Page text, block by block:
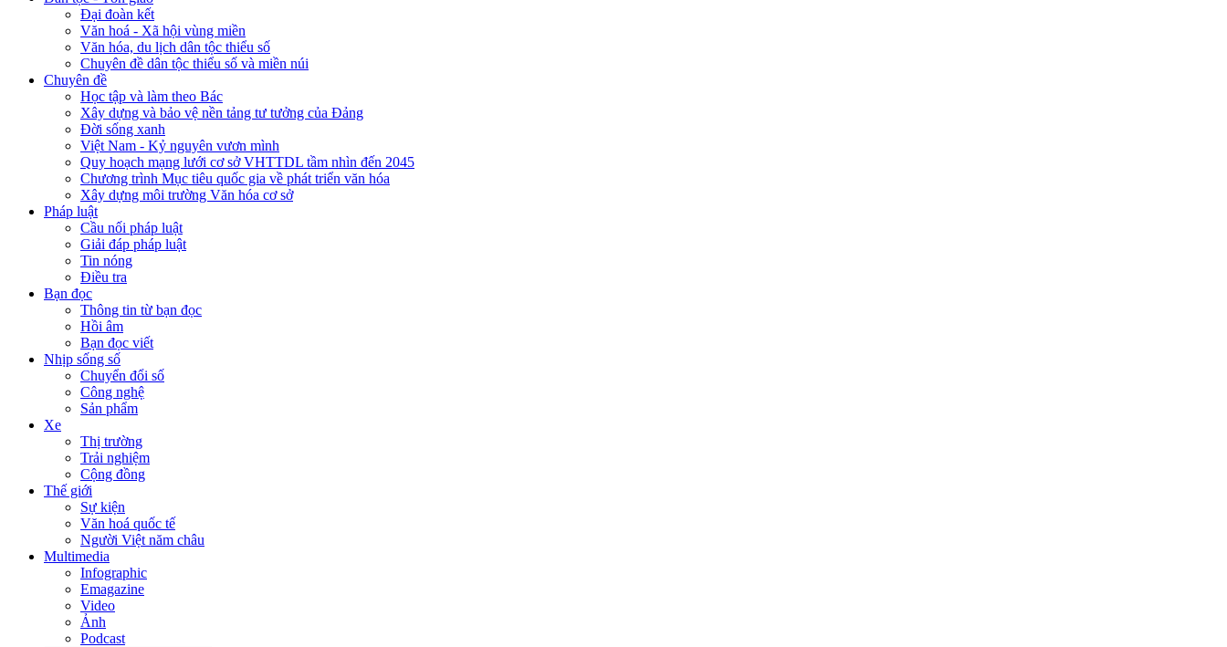
Đại đoàn kết
Văn hoá - Xã hội vùng miền
Văn hóa, du lịch dân tộc thiểu số
Chuyên đề dân tộc thiểu số và miền núi
Chuyên đề
Học tập và làm theo Bác
Xây dựng và bảo vệ nền tảng tư tưởng của Đảng
Đời sống xanh
Việt Nam - Kỷ nguyên vươn mình
Quy hoạch mạng lưới cơ sở VHTTDL tầm nhìn đến 2045
Chương trình Mục tiêu quốc gia về phát triển văn hóa
Xây dựng môi trường Văn hóa cơ sở
Pháp luật
Cầu nối pháp luật
Giải đáp pháp luật
Tin nóng
Điều tra
Bạn đọc
Thông tin từ bạn đọc
Hồi âm
Bạn đọc viết
Nhịp sống số
Chuyển đổi số
Công nghệ
Sản phẩm
Xe
Thị trường
Trải nghiệm
Cộng đồng
Thế giới
Sự kiện
Văn hoá quốc tế
Người Việt năm châu
Multimedia
Infographic
Emagazine
Video
Ảnh
Podcast